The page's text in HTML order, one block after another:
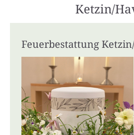
Ketzin/
Feuerbestattung